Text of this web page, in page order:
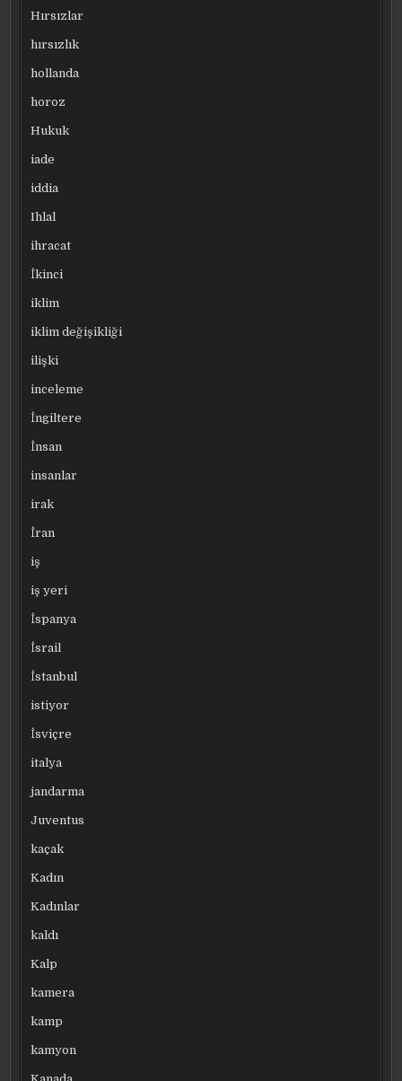
Hırsızlar
hırsızlık
hollanda
horoz
Hukuk
iade
iddia
Ihlal
ihracat
İkinci
iklim
iklim değişikliği
ilişki
inceleme
İngiltere
İnsan
insanlar
irak
İran
iş
iş yeri
İspanya
İsrail
İstanbul
istiyor
İsviçre
italya
jandarma
Juventus
kaçak
Kadın
Kadınlar
kaldı
Kalp
kamera
kamp
kamyon